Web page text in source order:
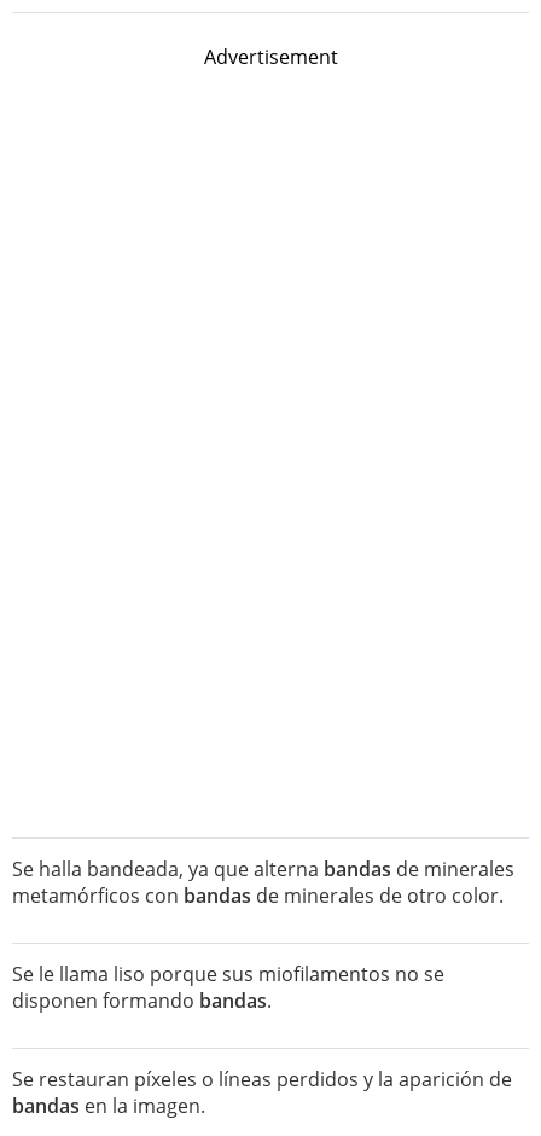
Advertisement
Se halla bandeada, ya que alterna bandas de minerales
metamórficos con bandas de minerales de otro color.
Se le llama liso porque sus miofilamentos no se
disponen formando bandas.
Se restauran píxeles o líneas perdidos y la aparición de
bandas en la imagen.